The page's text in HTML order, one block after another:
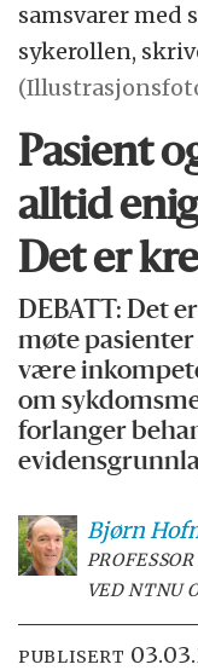
samsvarer med
sykerollen,
Pasient
alltid
Det er
DEBATT: Det
møte
være
om
forlanger
Bjørn
VED NTNU
PUBLISERT